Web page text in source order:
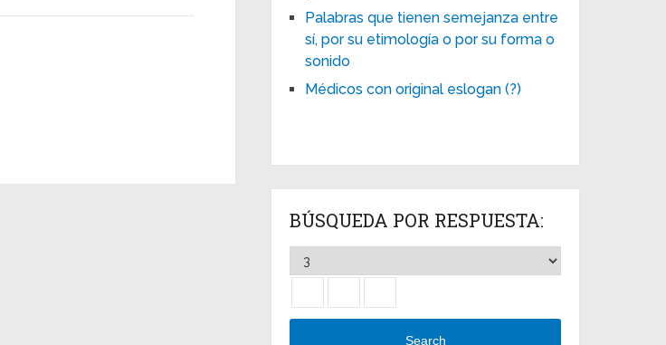
Palabras que tienen semejanza entre
sí, por su etimología o por su forma o
sonido
Médicos con original eslogan (?)
BÚSQUEDA POR RESPUESTA:
Search